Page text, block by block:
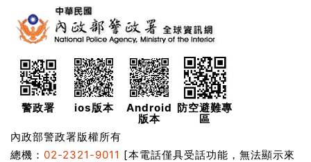
警政署 ios版本
Android
版本
防空避難專
區
內政部警政署版權所有
總機： 02-2321-9011 [本電話僅具受話功能，無法顯示來